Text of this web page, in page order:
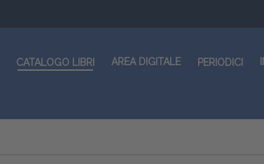
CATALOGO LIBRI AREA DIGITALE PERIODICI